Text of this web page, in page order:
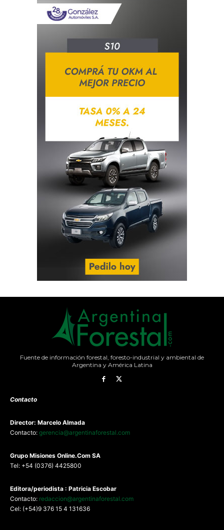
Fuente de información forestal, foresto-industrial y ambiental de
Argentina y América Latina
Contacto
Director: Marcelo Almada
Contacto: gerencia@argentinaforestal.com
Grupo Misiones Online.Com SA
Tel: +54 (0376) 4425800
Editora/periodista : Patricia Escobar
Contacto: redaccion@argentinaforestal.com
Cel: (+54)9 376 15 4 131636